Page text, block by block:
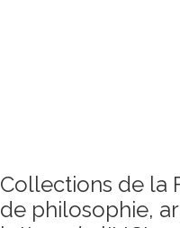
Collections de la
de philosophie,